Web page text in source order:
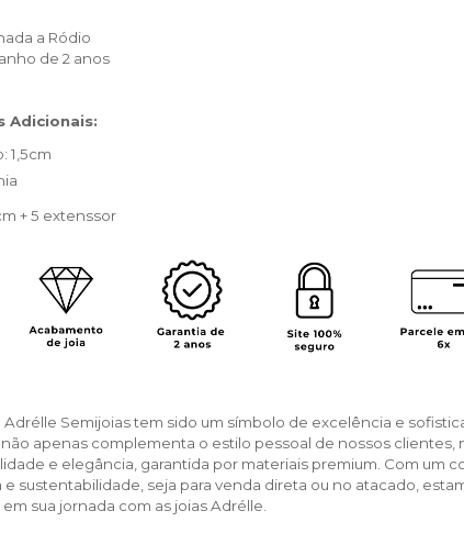
a Ródio
de 2 anos
Adicionais:
1,5cm
+ 5 extenssor
Adrélle Semijoias tem sido um símbolo de excelência e
apenas complementa o estilo pessoal de nossos clientes,
e elegância, garantida por materiais premium. Com um
sustentabilidade, seja para venda direta ou no atacado,
sua jornada com as joias Adrélle.